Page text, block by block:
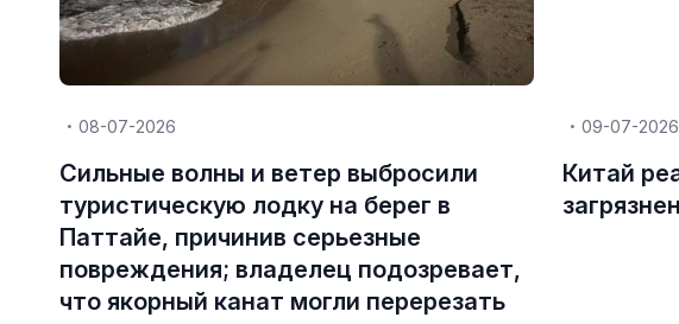
08-07-2026
Сильные волны и ветер выбросили
туристическую лодку на берег в
Паттайе, причинив серьезные
повреждения; владелец подозревает,
что якорный канат могли перерезать
09-07-2026
Китай